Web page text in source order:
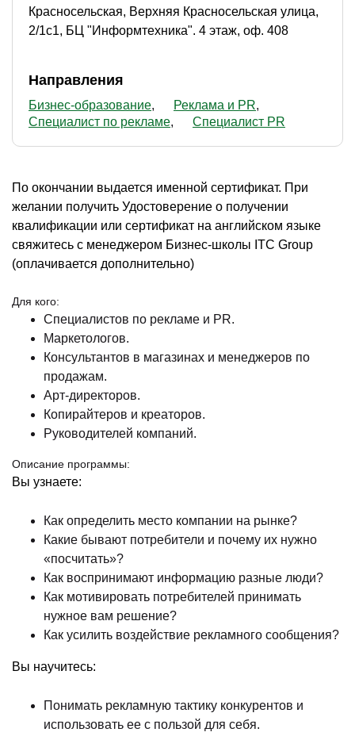
Красносельская, Верхняя Красносельская улица,
2/1с1, БЦ "Информтехника". 4 этаж, оф. 408
Направления
Бизнес-образование
Реклама и PR
Специалист по рекламе
Специалист PR
По окончании выдается именной сертификат. При
желании получить Удостоверение о получении
квалификации или сертификат на английском языке
свяжитесь с менеджером Бизнес-школы ITC Group
(оплачивается дополнительно)
Для кого:
Специалистов по рекламе и PR.
Маркетологов.
Консультантов в магазинах и менеджеров по
продажам.
Арт-директоров.
Копирайтеров и креаторов.
Руководителей компаний.
Описание программы:
Вы узнаете:
Как определить место компании на рынке?
Какие бывают потребители и почему их нужно
«посчитать»?
Как воспринимают информацию разные люди?
Как мотивировать потребителей принимать
нужное вам решение?
Как усилить воздействие рекламного сообщения?
Вы научитесь:
Понимать рекламную тактику конкурентов и
использовать ее с пользой для себя.